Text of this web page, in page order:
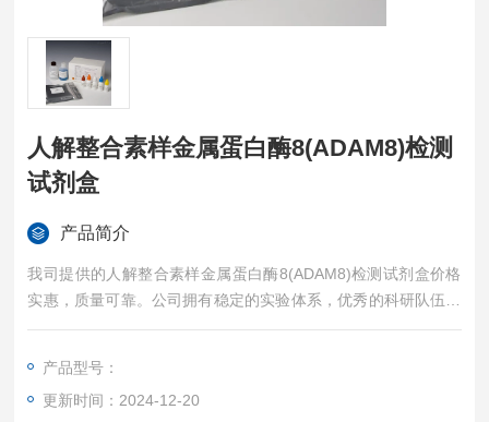
人解整合素样金属蛋白酶8(ADAM8)检测
试剂盒
产品简介
我司提供的人解整合素样金属蛋白酶8(ADAM8)检测试剂盒价格
实惠，质量可靠。公司拥有稳定的实验体系，优秀的科研队伍，
准确的实验结果，是您值得信赖的合作伙伴，凡购买我司的试剂
产品型号：
更新时间：2024-12-20